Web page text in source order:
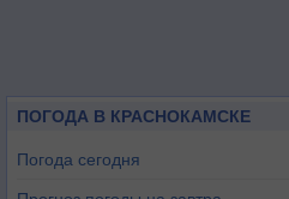
ПОГОДА В КРАСНОКАМСКЕ
Погода сегодня